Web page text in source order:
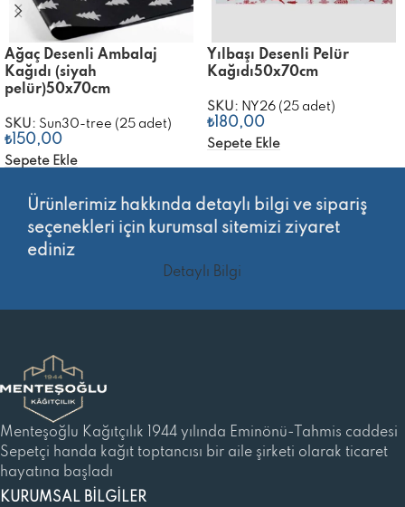
Ağaç Desenli Ambalaj
Kağıdı (siyah
pelür)50x70cm
SKU: Sun30-tree (25 adet)
₺ 150,00
Sepete Ekle
Yılbaşı Desenli Pelür
Kağıdı50x70cm
SKU: NY26 (25 adet)
₺ 180,00
Sepete Ekle
Detaylı Bilgi
Ürünlerimiz hakkında detaylı bilgi ve sipariş
seçenekleri için kurumsal sitemizi ziyaret
ediniz
Menteşoğlu Kağıtçılık 1944 yılında Eminönü-Tahmis caddesi
Sepetçi handa kağıt toptancısı bir aile şirketi olarak ticaret
hayatına başladı
KURUMSAL BILGILER